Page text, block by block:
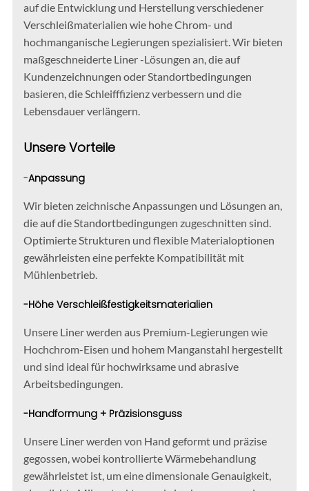
auf die Entwicklung und Herstellung verschiedener
Verschleißmaterialien wie hohe Chrom- und
hochmanganische Legierungen spezialisiert. Wir bieten
maßgeschneiderte Liner -Lösungen an, die auf
Kundenzeichnungen oder Standortbedingungen
basieren, die Schleifffizienz verbessern und die
Lebensdauer verlängern.
Unsere Vorteile
-Anpassung
Wir bieten zeichnische Anpassungen und Lösungen an,
die auf die Standortbedingungen zugeschnitten sind.
Optimierte Strukturen und flexible Materialoptionen
gewährleisten eine perfekte Kompatibilität mit
Mühlenbetrieb.
-Höhe Verschleißfestigkeitsmaterialien
Unsere Liner werden aus Premium-Legierungen wie
Hochchrom-Eisen und hohem Manganstahl hergestellt
und sind ideal für hochwirksame und abrasive
Arbeitsbedingungen.
-Handformung + Präzisionsguss
Unsere Liner werden von Hand geformt und präzise
gegossen, wobei kontrollierte Wärmebehandlung
gewährleistet ist, um eine dimensionale Genauigkeit,